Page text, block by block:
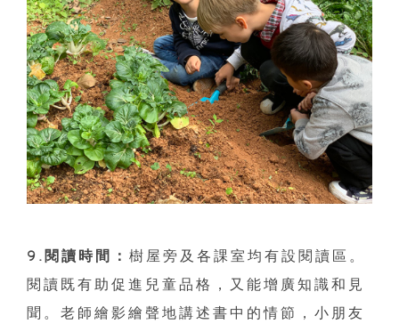
9.閱讀時間： 樹屋旁及各課室均有設閱讀區。
閱讀既有助促進兒童品格，又能增廣知識和見
聞。老師繪影繪聲地講述書中的情節，小朋友